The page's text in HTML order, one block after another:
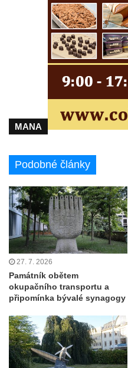
Šluknově
Pomník Františka Josefa I.
ve Šluknově
MÚ v ulici 2. polské
v Dubé
Hrob Jiřího Kasala na
Pomník padlým
v Dubé
Pomník obětem 2. světové
Pomník obětem
hřbitova v Rumburku
Pomník obětem 1. světové
ve Velkém Šenově
Hrob Petra Záhorky na
Šenově
Velkém Šenově
Hrob Ondreje Gurina na
Šenově
MANA
Podobné články
27. 7. 2026
Památník obětem
okupačního transportu a
připomínka bývalé synagogy